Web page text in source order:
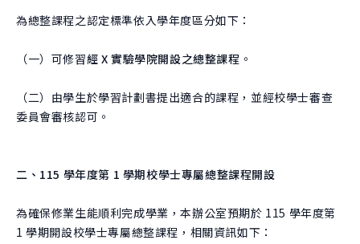
為總整課程之認定標準依入學年度區分如下：
（一）可修習經 X 實驗學院開設之總整課程 。
（二）由學生於學習計劃書提出適合的課程，並經校學士審查
委員會審核認可。
二、115 學年度第 1 學期校學士專屬總整課程開設
為確保修業生能順利完成學業，本辦公室預期於 115 學年度第
1 學期開設校學士專屬總整課程，相關資訊如下：